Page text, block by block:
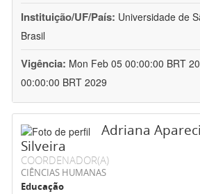
Instituição/UF/País: Universidade de
Brasil
Vigência: Mon Feb 05 00:00:00 BRT
00:00:00 BRT 2029
Adriana
Silveira
COORDENADOR(A)
CIÊNCIAS HUMANAS
Educação